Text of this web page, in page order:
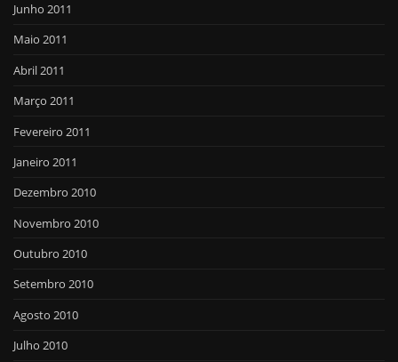
Junho 2011
Maio 2011
Abril 2011
Março 2011
Fevereiro 2011
Janeiro 2011
Dezembro 2010
Novembro 2010
Outubro 2010
Setembro 2010
Agosto 2010
Julho 2010